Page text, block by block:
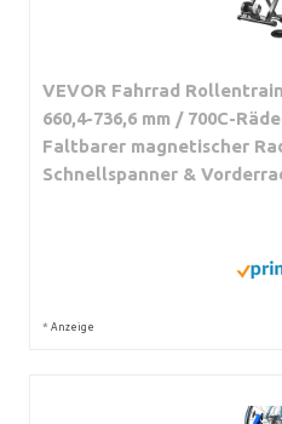
VEVOR Fahrrad
660,4-736,6 mm / 700C-
Faltbarer magnetischer
Schnellspanner &
* Anzeige